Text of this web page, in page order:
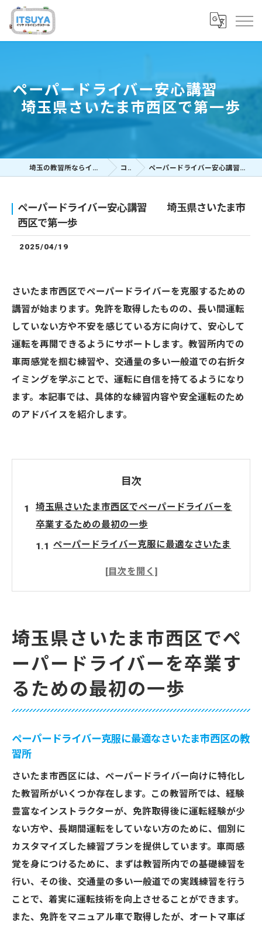
ペーパードライバー安心講習
埼玉県さいたま市西区で第一歩
埼玉の教習所ならイツヤドライビングスクール コラム ペーパードライバー安心講習 埼玉県さいたま市西区で第一歩
ペーパードライバー安心講習 埼玉県さいたま市
西区で第一歩
2025/04/19
さいたま市西区でペーパードライバーを克服するための
講習が始まります。免許を取得したものの、長い間運転
していない方や不安を感じている方に向けて、安心して
運転を再開できるようにサポートします。教習所内での
車両感覚を掴む練習や、交通量の多い一般道での右折タ
イミングを学ぶことで、運転に自信を持てるようになり
ます。本記事では、具体的な練習内容や安全運転のため
のアドバイスを紹介します。
目次
埼玉県さいたま市西区でペーパードライバーを
卒業するための最初の一歩
ペーパードライバー克服に最適なさいたま
ック
ペーパードライバーからの脱却を目指すた
めの心構え
運転への不安を解消するためのステップバ
イステップガイド
さいたま市西区でのペーパードライバー対
ペーパードライバー講習で運転の自信を取り戻
す具体的な方法
ペーパードライバー特有の不安を克服する
ための練習法
さいたま市西区の交通事情を踏まえた実践
的なアプローチ
教習所内での基本技術再確認の重要性
ペーパードライバー講習で得られるフィー
ドバックと成長
埼玉県さいたま市西区でペ
ーパードライバーを卒業す
るための最初の一歩
ペーパードライバー克服に最適なさいたま市西区の教
習所
さいたま市西区には、ペーパードライバー向けに特化し
た教習所がいくつか存在します。この教習所では、経験
豊富なインストラクターが、免許取得後に運転経験が少
ない方や、長期間運転をしていない方のために、個別に
カスタマイズした練習プランを提供しています。車両感
覚を身につけるために、まずは教習所内での基礎練習を
行い、その後、交通量の多い一般道での実践練習を行う
ことで、着実に運転技術を向上させることができます。
また、免許をマニュアル車で取得したが、オートマ車ば